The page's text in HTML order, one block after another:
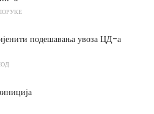
подешавања увоза ЦД-а